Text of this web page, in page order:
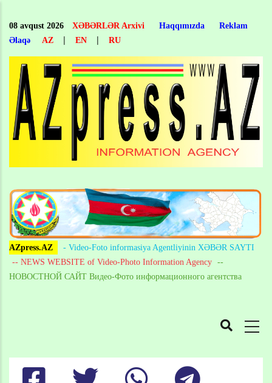
main
content
08 avqust 2026 XƏBƏRLƏR Arxivi Haqqımızda
Reklam
Əlaqə
AZ | EN | RU
AZpress.AZ
- Video-Foto informasiya Agentliyinin XƏBƏR SAYTI
-- NEWS WEBSITE of Video-Photo Information Agency --
НОВОСТНОЙ САЙТ Видео-Фото информационного агентства